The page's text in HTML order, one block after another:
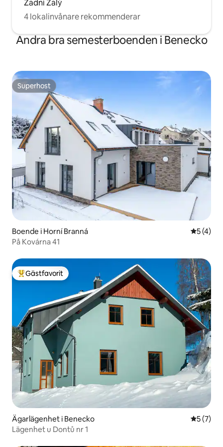
Zadní Žalý
4 lokalinvånare rekommenderar
Andra bra semesterboenden i Benecko
Superhost
Superhost
Boende i Horní Branná 5 av 5 i
5 (4)
På Kovárna 41
Populär gästfavorit
Gästfavorit
Ägarlägenhet i Benecko 5 av 5 i
5 (7)
Lägenhet u Dontů nr 1